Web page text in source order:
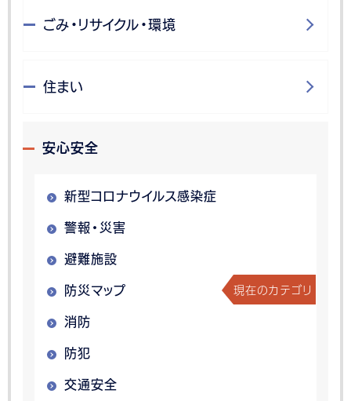
ごみ・リサイクル・環境
住まい
安心安全
新型コロナウイルス感染症
警報・災害
避難施設
防災マップ 現在のカテゴリ
消防
防犯
交通安全